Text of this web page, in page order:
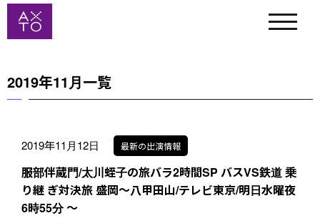
2019年11月一覧
2019年11月12日 最新の出演情報
服部伴蔵門/太川蛭子の旅バラ2時間SP バスVS鉄道 乗
り継 ぎ対決旅 盛岡～八甲田山/テレビ東京/明日水曜夜
6時55分 〜